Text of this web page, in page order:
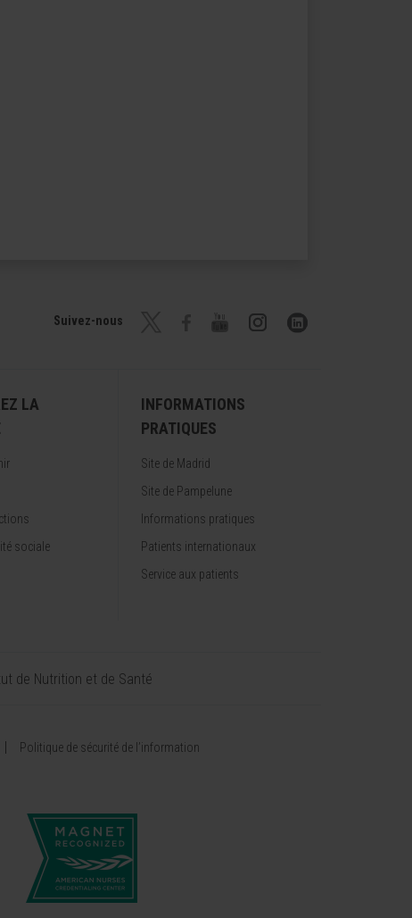
Suivez-nous
LA
sociale
INFORMATIONS
PRATIQUES
Site de Madrid
Site de Pampelune
Informations pratiques
Patients internationaux
Service aux patients
de Nutrition et de Santé
Politique de sécurité de l’information